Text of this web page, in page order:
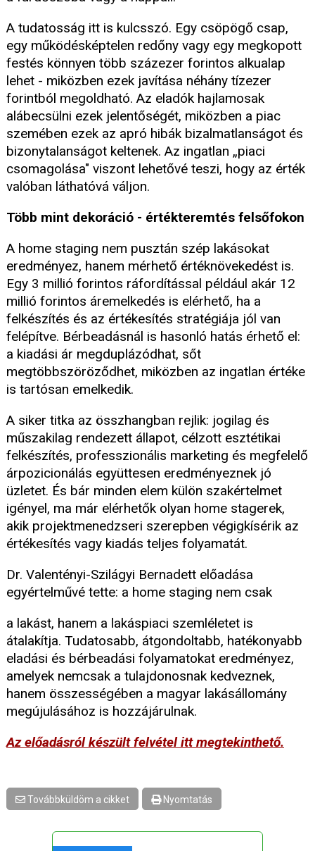
A tudatosság itt is kulcsszó. Egy csöpögő csap,
egy működésképtelen redőny vagy egy megkopott
festés könnyen több százezer forintos alkualap
lehet - miközben ezek javítása néhány tízezer
forintból megoldható. Az eladók hajlamosak
alábecsülni ezek jelentőségét, miközben a piac
szemében ezek az apró hibák bizalmatlanságot és
bizonytalanságot keltenek. Az ingatlan „piaci
csomagolása" viszont lehetővé teszi, hogy az érték
valóban láthatóvá váljon.
Több mint dekoráció - értékteremtés felsőfokon
A home staging nem pusztán szép lakásokat
eredményez, hanem mérhető értéknövekedést is.
Egy 3 millió forintos ráfordítással például akár 12
millió forintos áremelkedés is elérhető, ha a
felkészítés és az értékesítés stratégiája jól van
felépítve. Bérbeadásnál is hasonló hatás érhető el:
a kiadási ár megduplázódhat, sőt
megtöbbszöröződhet, miközben az ingatlan értéke
is tartósan emelkedik.
A siker titka az összhangban rejlik: jogilag és
műszakilag rendezett állapot, célzott esztétikai
felkészítés, professzionális marketing és megfelelő
árpozicionálás együttesen eredményeznek jó
üzletet. És bár minden elem külön szakértelmet
igényel, ma már elérhetők olyan home stagerek,
akik projektmenedzseri szerepben végigkísérik az
értékesítés vagy kiadás teljes folyamatát.
Dr. Valentényi-Szilágyi Bernadett előadása
egyértelművé tette: a home staging nem csak
a lakást, hanem a lakáspiaci szemléletet is
átalakítja. Tudatosabb, átgondoltabb, hatékonyabb
eladási és bérbeadási folyamatokat eredményez,
amelyek nemcsak a tulajdonosnak kedveznek,
hanem összességében a magyar lakásállomány
megújulásához is hozzájárulnak.
Az előadásról készült felvétel itt megtekinthető.
Továbbküldöm a cikket Nyomtatás